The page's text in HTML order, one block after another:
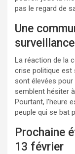
pas le regard de
Une
surveillance
La réaction de la
crise politique est
sont élevées pour
semblent hésiter
Pourtant, l’heure
peuple qui se bat
Prochaine
13 février